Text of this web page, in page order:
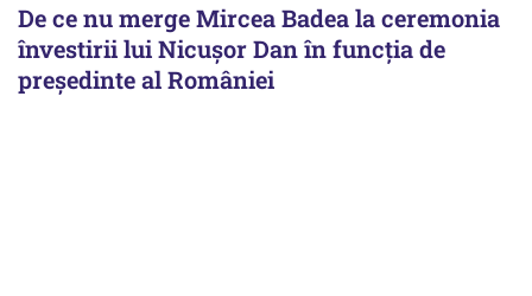
De ce nu merge Mircea Badea la ceremonia
învestirii lui Nicușor Dan în funcția de
președinte al României